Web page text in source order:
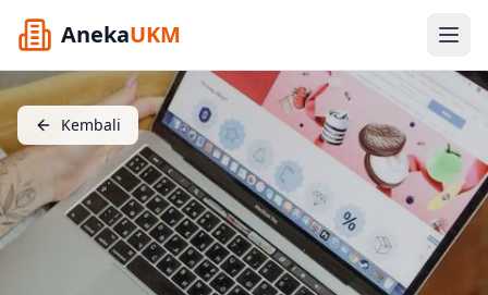
AnekaUKM
Kembali